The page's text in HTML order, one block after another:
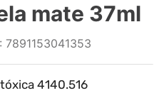
mate 37ml
: 7891153041353
4140.516